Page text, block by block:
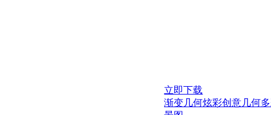
立即下载
渐变几何炫彩创意几何